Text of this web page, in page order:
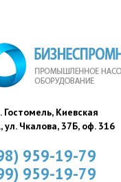
Гостомель, Киевская
ул. Чкалова, 37Б, оф. 316
959-19-79
959-19-79